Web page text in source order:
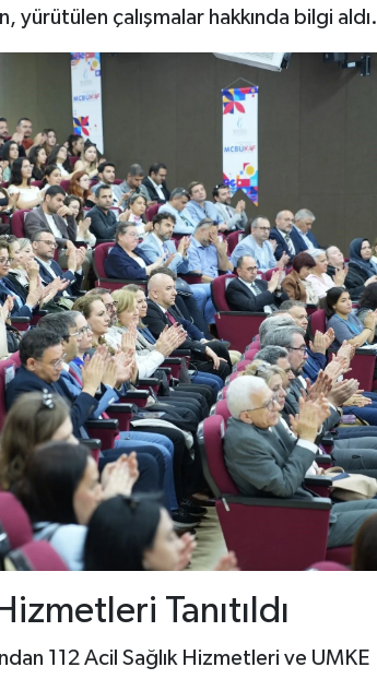
çalışmalar hakkında bilgi aldı.
Tanıtıldı
112 Acil Sağlık Hizmetleri ve UMKE